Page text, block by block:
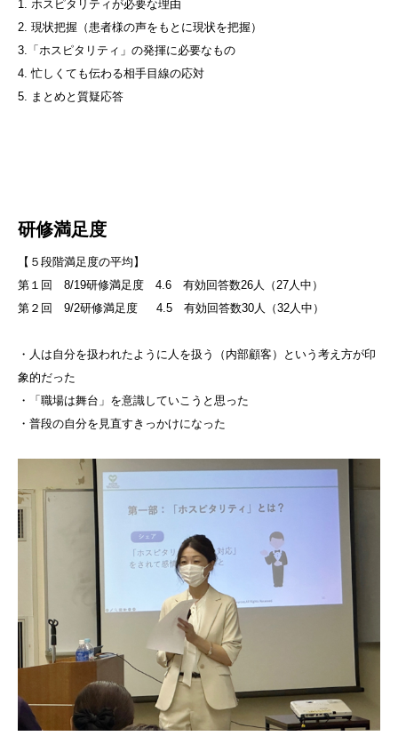
1. ホスピタリティが必要な理由
2. 現状把握（患者様の声をもとに現状を把握）
3.「ホスピタリティ」の発揮に必要なもの
4. 忙しくても伝わる相手目線の応対
5. まとめと質疑応答
研修満足度
【５段階満足度の平均】
第１回 8/19研修満足度 4.6 有効回答数26人（27人中）
第２回 9/2研修満足度 4.5 有効回答数30人（32人中）
・人は自分を扱われたように人を扱う（内部顧客）という考え方が印
象的だった
・「職場は舞台」を意識していこうと思った
・普段の自分を見直すきっかけになった